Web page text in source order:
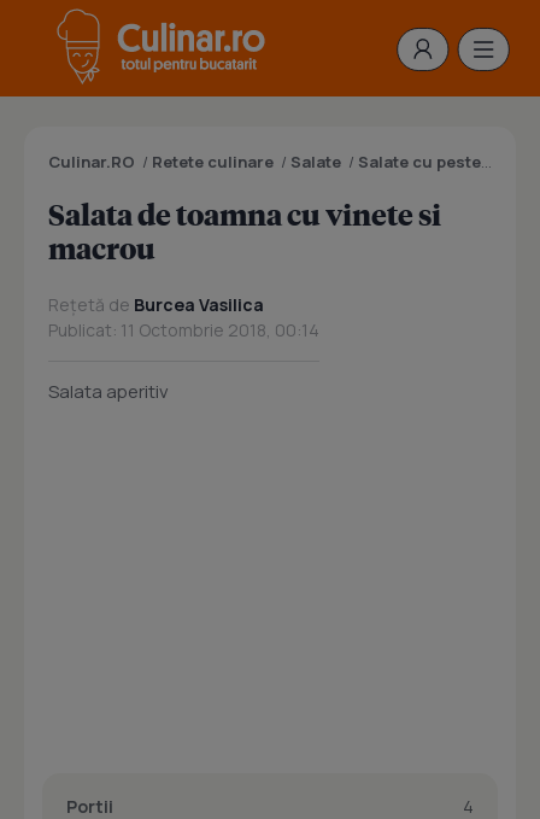
Culinar.RO / Retete culinare / Salate / Salate cu peste/
Salata de toamna cu vinete si
macrou
Rețetă de Burcea Vasilica
Publicat: 11 Octombrie 2018, 00:14
Salata aperitiv
Portii
4